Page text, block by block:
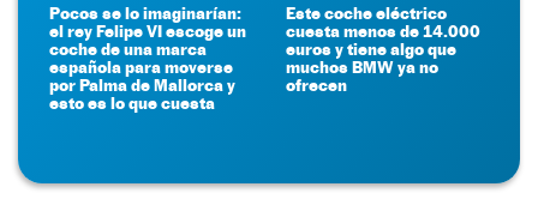
Pocos se lo imaginarían:
el rey Felipe VI escoge un
coche de una marca
española para moverse
por Palma de Mallorca y
esto es lo que cuesta
Este coche eléctrico
cuesta menos de 14.000
euros y tiene algo que
muchos BMW ya no
ofrecen